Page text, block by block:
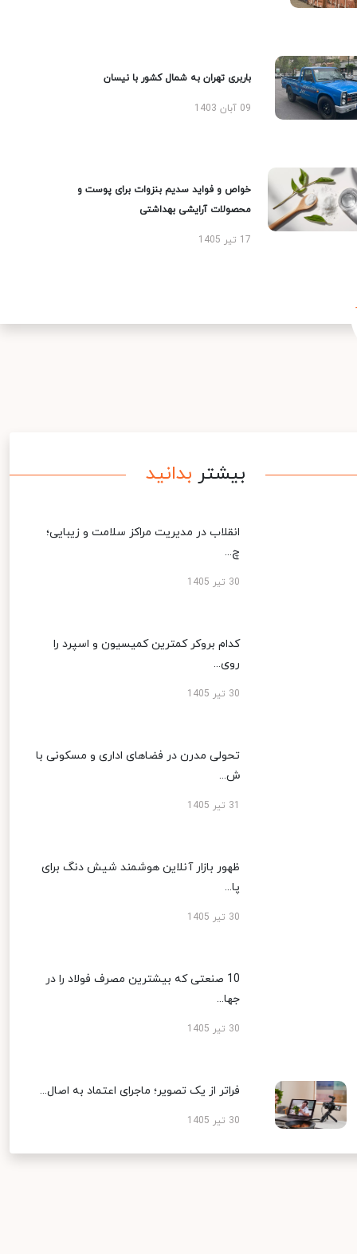
باربری تهران به شمال کشور با نیسان
09 آبان 1403
خواص و فواید سدیم بنزوات برای پوست و
محصولات آرایشی بهداشتی
17 تیر 1405
بیشتر بدانید
انقلاب در مدیریت مراکز سلامت و زیبایی؛
چ...
30 تیر 1405
کدام بروکر کمترین کمیسیون و اسپرد را
روی...
30 تیر 1405
تحولی مدرن در فضاهای اداری و مسکونی با
ش...
ظهور بازار آنلاین هوشمند شیش دنگ برای
پا...
30 تیر 1405
10 صنعتی که بیشترین مصرف فولاد را در
جها...
30 تیر 1405
فراتر از یک تصویر؛ ماجرای اعتماد به اصال...
30 تیر 1405